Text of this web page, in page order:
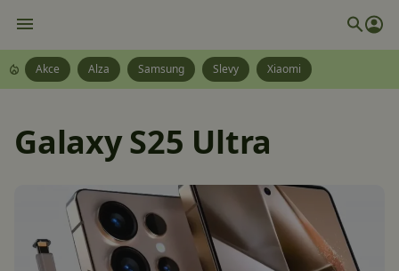
Akce Alza Samsung Slevy Xiaomi
Galaxy S25 Ultra